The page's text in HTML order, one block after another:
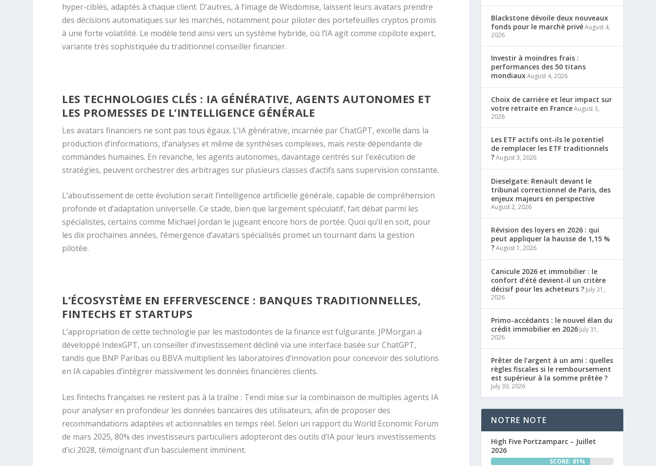
hyper-ciblés, adaptés à chaque client. D’autres, à l’image de Wisdomise, laissent leurs avatars prendre
des décisions automatiques sur les marchés, notamment pour piloter des portefeuilles cryptos promis
à une forte volatilité. Le modèle tend ainsi vers un système hybride, où l’IA agit comme copilote expert,
variante très sophistiquée du traditionnel conseiller financier.
LES TECHNOLOGIES CLÉS : IA GÉNÉRATIVE, AGENTS AUTONOMES ET
LES PROMESSES DE L’INTELLIGENCE GÉNÉRALE
Les avatars financiers ne sont pas tous égaux. L’IA générative, incarnée par ChatGPT, excelle dans la
production d’informations, d’analyses et même de synthèses complexes, mais reste dépendante de
commandes humaines. En revanche, les agents autonomes, davantage centrés sur l’exécution de
stratégies, peuvent orchestrer des arbitrages sur plusieurs classes d’actifs sans supervision constante.
L’aboutissement de cette évolution serait l’intelligence artificielle générale, capable de compréhension
profonde et d’adaptation universelle. Ce stade, bien que largement spéculatif, fait débat parmi les
spécialistes, certains comme Michael Jordan le jugeant encore hors de portée. Quoi qu’il en soit, pour
les dix prochaines années, l’émergence d’avatars spécialisés promet un tournant dans la gestion
pilotée.
L’ÉCOSYSTÈME EN EFFERVESCENCE : BANQUES TRADITIONNELLES,
FINTECHS ET STARTUPS
L’appropriation de cette technologie par les mastodontes de la finance est fulgurante. JPMorgan a
développé IndexGPT, un conseiller d’investissement décliné via une interface basée sur ChatGPT,
tandis que BNP Paribas ou BBVA multiplient les laboratoires d’innovation pour concevoir des solutions
en IA capables d’intégrer massivement les données financières clients.
Les fintechs françaises ne restent pas à la traîne : Tendi mise sur la combinaison de multiples agents IA
pour analyser en profondeur les données bancaires des utilisateurs, afin de proposer des
recommandations adaptées et actionnables en temps réel. Selon un rapport du World Economic Forum
de mars 2025, 80% des investisseurs particuliers adopteront des outils d’IA pour leurs investissements
d’ici 2028, témoignant d’un basculement imminent.
Blackstone dévoile deux nouveaux
fonds pour le marché privéAugust 4,
2026
Investir à moindres frais :
performances des 50 titans
mondiauxAugust 4, 2026
Choix de carrière et leur impact sur
votre retraite en FranceAugust 3,
2026
Les ETF actifs ont-ils le potentiel
de remplacer les ETF traditionnels
?August 3, 2026
Dieselgate: Renault devant le
tribunal correctionnel de Paris, des
enjeux majeurs en perspective
August 2, 2026
Révision des loyers en 2026 : qui
peut appliquer la hausse de 1,15 %
?August 1, 2026
Canicule 2026 et immobilier : le
confort d’été devient-il un critère
décisif pour les acheteurs ? July 31,
2026
Primo-accédants : le nouvel élan du
crédit immobilier en 2026 July 31,
2026
Prêter de l’argent à un ami : quelles
règles fiscales si le remboursement
est supérieur à la somme prêtée ?
July 30, 2026
NOTRE NOTE
High Five Portzamparc – Juillet
2026
SCORE: 81%